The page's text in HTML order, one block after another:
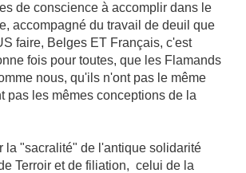
de conscience à accomplir dans le
accompagné du travail de deuil que
faire, Belges ET Français, c'est
fois pour toutes, que les Flamands
nous, qu'ils n'ont pas le même
pas les mêmes conceptions de la
la "sacralité" de l'antique solidarité
Terroir et de filiation, celui de la